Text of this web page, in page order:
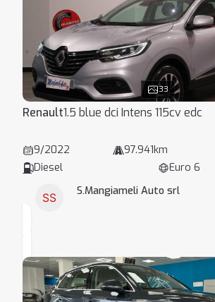
33
Renault1.5 blue dci Intens 115cv edc
9/2022
97.941km
Diesel
Euro 6
S.Mangiameli Auto srl